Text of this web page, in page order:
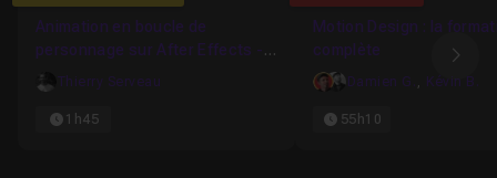
Animation en boucle de
personnage sur After Effects -
Le balancier
Thierry Serveau
1h45
Motion Design : la
complète
Damien G. , Kévin B.
55h10